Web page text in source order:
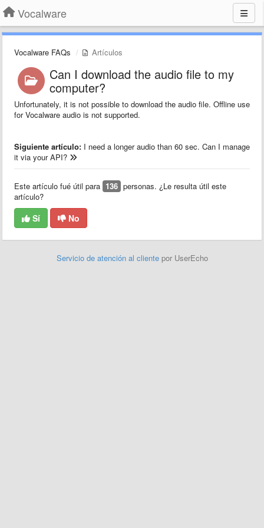
Vocalware
Vocalware FAQs Artículos
Can I download the audio file to my
computer?
Unfortunately, it is not possible to download the audio file. Offline use
for Vocalware audio is not supported.
Siguiente artículo: I need a longer audio than 60 sec. Can I manage
it via your API?
Este artículo fué útil para 136 personas. ¿Le resulta útil este
artículo?
Sí No
Servicio de atención al cliente por UserEcho